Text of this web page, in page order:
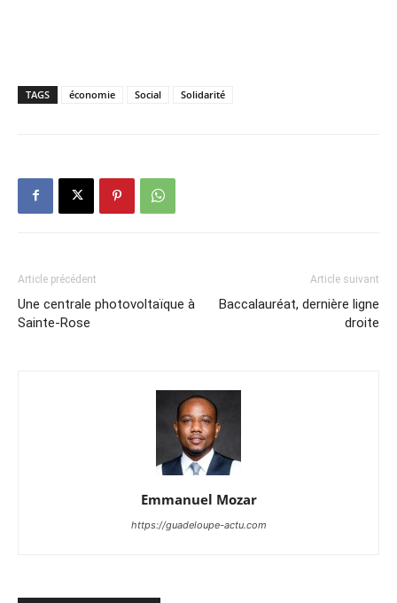
TAGS économie Social Solidarité
Article précédent
Une centrale photovoltaïque à
Sainte-Rose
Article suivant
Baccalauréat, dernière ligne
droite
Emmanuel Mozar
https://guadeloupe-actu.com